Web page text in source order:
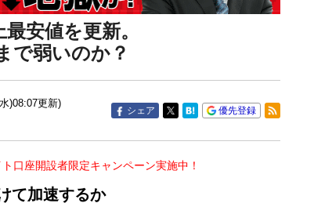
安値を更新。
で弱いのか？
)08:07更新)
シェア 優先登録
口座開設者限定キャンペーン実施中！
て加速するか